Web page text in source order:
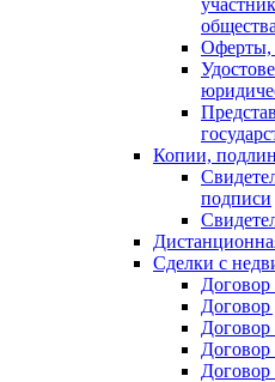
общества
Оферты,
Копии,
подписи
Сделки с
Договор
Договор